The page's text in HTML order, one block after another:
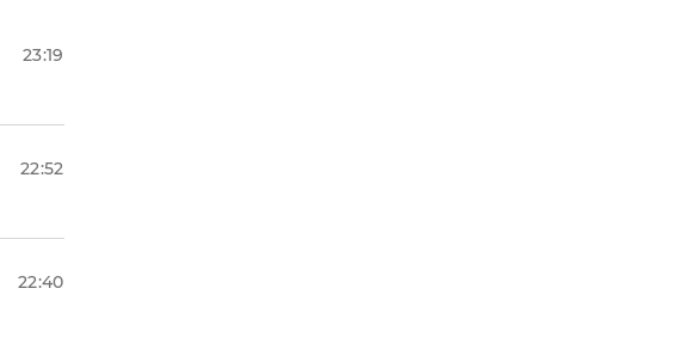
23:19
22:52
22:40